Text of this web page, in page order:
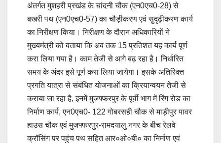
अंतर्गत मुशहरी प्रखंड के चांदनी चौक (एन0एच0-28) से
बखरी पथ (एन0एच0-57) का चौड़ीकरण एवं सुदृढ़ीकरण कार्य
का निरीक्षण किया। निरीक्षण के दौरान अधिकारियों ने
मुख्यमंत्री को बताया कि अब तक 15 प्रतिशत यह कार्य पूर्ण
करा लिया गया है। काम तेजी से आगे बढ़ रहा है। निर्धारित
समय के अंदर इसे पूर्ण करा लिया जायेगा। इसके अतिरिक्त
प्रगति यात्रा से संबंधित योजनाओं का क्रियान्वयन तेजी से
कराया जा रहा है, इनमें मुजफ्फरपुर के पूर्वी भाग में रिंग रोड का
निर्माण कार्य, एन0एच0- 122 गोबरसही चौक से माड़ीपुर पावर
हाउस चौक एवं मुजफ्फरपुर-रामदयालु नगर के बीच रेलवे
क्रॉसिंग पर पहुंच पथ सहित आर०ओ०बी० का निर्माण एवं